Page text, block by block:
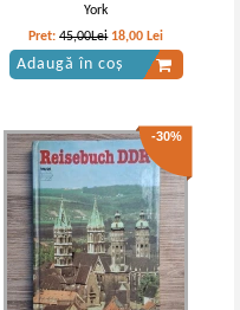
York
Pret:45,00Lei 18,00 Lei
Adaugă în coș
-30%